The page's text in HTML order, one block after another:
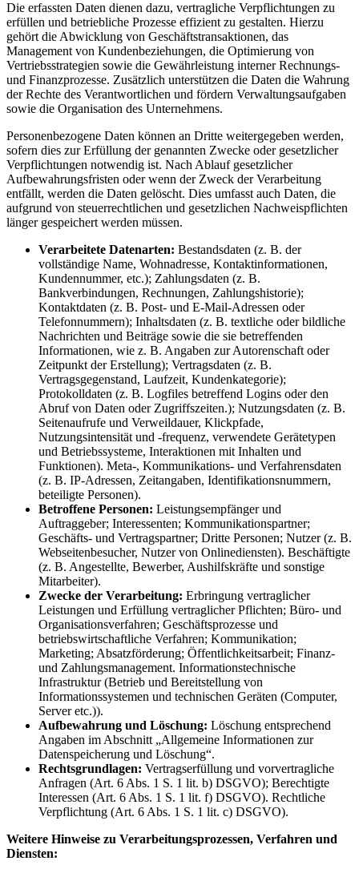
Die erfassten Daten dienen dazu, vertragliche Verpflichtungen zu
erfüllen und betriebliche Prozesse effizient zu gestalten. Hierzu
gehört die Abwicklung von Geschäftstransaktionen, das
Management von Kundenbeziehungen, die Optimierung von
Vertriebsstrategien sowie die Gewährleistung interner Rechnungs-
und Finanzprozesse. Zusätzlich unterstützen die Daten die Wahrung
der Rechte des Verantwortlichen und fördern Verwaltungsaufgaben
sowie die Organisation des Unternehmens.
Personenbezogene Daten können an Dritte weitergegeben werden,
sofern dies zur Erfüllung der genannten Zwecke oder gesetzlicher
Verpflichtungen notwendig ist. Nach Ablauf gesetzlicher
Aufbewahrungsfristen oder wenn der Zweck der Verarbeitung
entfällt, werden die Daten gelöscht. Dies umfasst auch Daten, die
aufgrund von steuerrechtlichen und gesetzlichen Nachweispflichten
länger gespeichert werden müssen.
Verarbeitete Datenarten: Bestandsdaten (z. B. der
vollständige Name, Wohnadresse, Kontaktinformationen,
Kundennummer, etc.); Zahlungsdaten (z. B.
Bankverbindungen, Rechnungen, Zahlungshistorie);
Kontaktdaten (z. B. Post- und E-Mail-Adressen oder
Telefonnummern); Inhaltsdaten (z. B. textliche oder bildliche
Nachrichten und Beiträge sowie die sie betreffenden
Informationen, wie z. B. Angaben zur Autorenschaft oder
Zeitpunkt der Erstellung); Vertragsdaten (z. B.
Vertragsgegenstand, Laufzeit, Kundenkategorie);
Protokolldaten (z. B. Logfiles betreffend Logins oder den
Abruf von Daten oder Zugriffszeiten.); Nutzungsdaten (z. B.
Seitenaufrufe und Verweildauer, Klickpfade,
Nutzungsintensität und -frequenz, verwendete Gerätetypen
und Betriebssysteme, Interaktionen mit Inhalten und
Funktionen). Meta-, Kommunikations- und Verfahrensdaten
(z. B. IP-Adressen, Zeitangaben, Identifikationsnummern,
beteiligte Personen).
Betroffene Personen: Leistungsempfänger und
Auftraggeber; Interessenten; Kommunikationspartner;
Geschäfts- und Vertragspartner; Dritte Personen; Nutzer (z. B.
Webseitenbesucher, Nutzer von Onlinediensten). Beschäftigte
(z. B. Angestellte, Bewerber, Aushilfskräfte und sonstige
Mitarbeiter).
Zwecke der Verarbeitung: Erbringung vertraglicher
Leistungen und Erfüllung vertraglicher Pflichten; Büro- und
Organisationsverfahren; Geschäftsprozesse und
betriebswirtschaftliche Verfahren; Kommunikation;
Marketing; Absatzförderung; Öffentlichkeitsarbeit; Finanz-
und Zahlungsmanagement. Informationstechnische
Infrastruktur (Betrieb und Bereitstellung von
Informationssystemen und technischen Geräten (Computer,
Server etc.)).
Aufbewahrung und Löschung: Löschung entsprechend
Angaben im Abschnitt „Allgemeine Informationen zur
Datenspeicherung und Löschung“.
Rechtsgrundlagen: Vertragserfüllung und vorvertragliche
Anfragen (Art. 6 Abs. 1 S. 1 lit. b) DSGVO); Berechtigte
Interessen (Art. 6 Abs. 1 S. 1 lit. f) DSGVO). Rechtliche
Verpflichtung (Art. 6 Abs. 1 S. 1 lit. c) DSGVO).
Weitere Hinweise zu Verarbeitungsprozessen, Verfahren und
Diensten: